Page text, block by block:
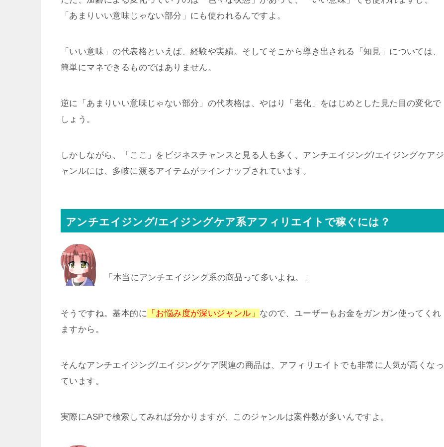
「あまりいい意味じゃない部分」にも使われるんですよ。
「いい意味」の代表格といえば、経験や実績。そしてそこから導き出される「知見」については、
簡単にマネできるものではありません。
逆に「あまりいい意味じゃない部分」の代表格は、やはり「老化」をはじめとした見た目の変化で
しょう。
しかしながら、「ここ」をビジネスチャンスと見る人も多く、アンチエイジング/エイジングケアジ
ャンルには、多岐に渡るアイテムがラインナップされています。
アンチエイジング/エイジングケア系アフィリエイトで稼ぐには？
「本当にアンチエイジング系の商品って多いよね。」
そうですね。基本的に 「お悩み度が深いジャンル」 なので、ユーザーもお金をガンガン使ってくれ
ますから。
そんなアンチエイジング/エイジングケア関連の商品は、アフィリエイトでも非常に人気が高くなっ
ています。
実際にASPで検索してみれば分かりますが、このジャンルは案件数が多いんですよ。